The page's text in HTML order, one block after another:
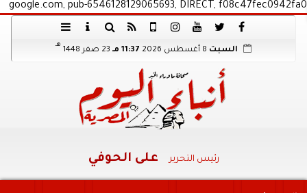
google.com, pub-6546128129065693, DIRECT, f08c47fec0942fa0
السبت 11:37 مـ 23 صفر 1448
هـ
رئيس التحرير على الحوفي